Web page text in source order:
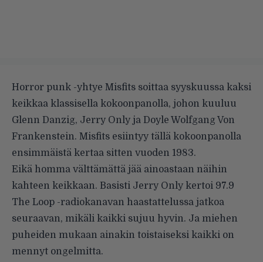
Horror punk -yhtye Misfits soittaa syyskuussa kaksi
keikkaa klassisella kokoonpanolla, johon kuuluu
Glenn Danzig, Jerry Only ja Doyle Wolfgang Von
Frankenstein. Misfits esiintyy tällä kokoonpanolla
ensimmäistä kertaa sitten vuoden 1983.
Eikä homma välttämättä jää ainoastaan näihin
kahteen keikkaan. Basisti Jerry Only kertoi 97.9
The Loop -radiokanavan haastattelussa jatkoa
seuraavan, mikäli kaikki sujuu hyvin. Ja miehen
puheiden mukaan ainakin toistaiseksi kaikki on
mennyt ongelmitta.